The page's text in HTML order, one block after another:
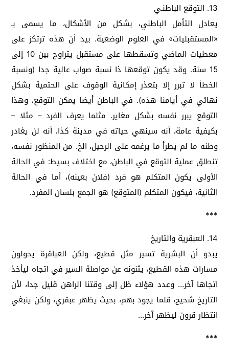
13. التوقع الباطنـي
يعادل التأمل الباطني، بشكل من الأشكال، ما يسمى بـ
«المستقبليات» في العلوم الوضعية. بيد أن هذه ترتكز على
معطيات الماضي وتسقطها على مستقبل يتراوح بين 10 إلى
15 سنة. وقد يكون توقعها ذا نسبة صواب عالية جدا (ونسبة
الخطأ لا تبرر إلا بتعذر إمكانية الوقوف على الحتمية بشكل
نهائي في أيامنا هذه). في الباطن أيضا يمكن التوقع، وهذا
التوقع يبرر نفسه بشكل مغاير. مثلما يعرف الفرد – مثلا –
بكيفية عامة، أنه سينهي حياته في مدينة كذا، أنه لن يغادر
وطنه ما لم يطرأ ما يرغمه على الرحيل، الخ. من المنظور نفسه،
تنطلق عملية التوقع في الباطن، مع اختلاف بسيط: في الحالة
الأولى يكون المتكلم هو فرد (فلان بعينه)، أما في الحالة
الثانية، فيكون المتكلم (المتوقع) هو الجمع بلسان المفرد.
***
14. العبقرية والتاريخ
يبدو أن البشرية تسير مثل قطيع، ولكن العباقرة يحولون
مسارات هذه القطيع، يثنونه عن مواصلة السير في اتجاه ليأخذ
اتجاها آخر… وعدد هؤلاء ظل إلى وقتنا الراهن قليل جدا، لأن
التاريخ شحيح، قلما يجود بهم، بحيث يظهر عبقري، ولكن ينبغي
انتظار قرون ليظهر آخر…
***